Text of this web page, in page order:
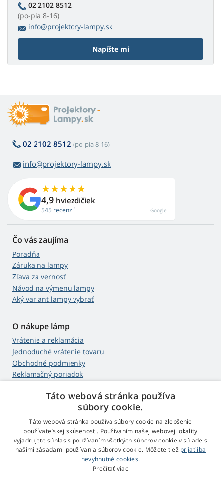
02 2102 8512
(po-pia 8-16)
info@projektory-lampy.sk
Napíšte mi
02 2102 8512 (po-pia 8-16)
info@projektory-lampy.sk
4,9 hviezdičiek
545 recenzií Google
Čo vás zaujíma
Poradňa
Záruka na lampy
Zľava za vernosť
Návod na výmenu lampy
Aký variant lampy vybrať
O nákupe lámp
Vrátenie a reklamácia
Jednoduché vrátenie tovaru
Obchodné podmienky
Reklamačný poriadok
Web Retail s.r.o.
Spracovanie osobných údajov
© 2009 - 2026 Projektory-Lampy.sk
Táto webová stránka používa
súbory cookie.
Táto webová stránka používa súbory cookie na zlepšenie
používateľskej skúsenosti. Používaním našej webovej lokality
vyjadrujete súhlas s používaním všetkých súborov cookie v súlade s
našimi zásadami používania súborov cookie. Môžete tiež prijať iba
nevyhnutné cookies.
Prečítať viac